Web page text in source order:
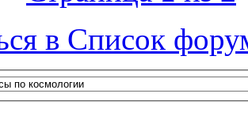
в Список